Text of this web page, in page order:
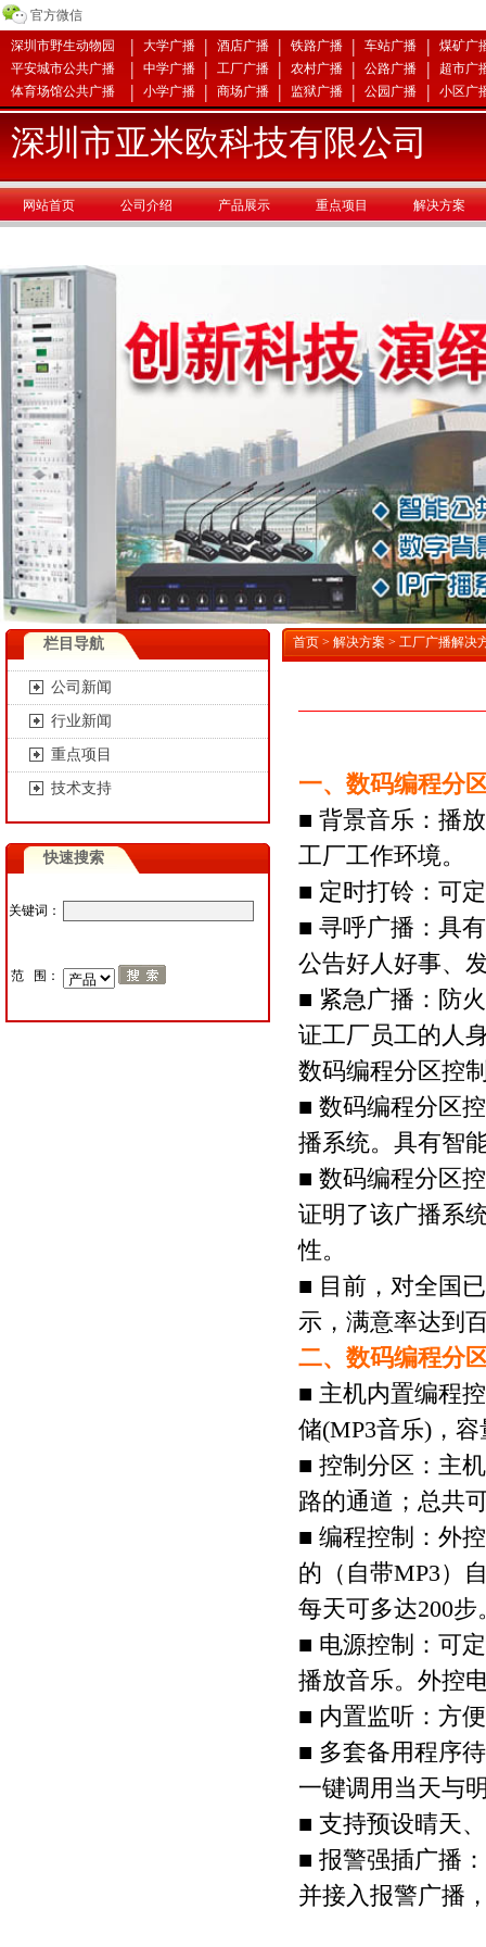
官方微信
深圳市野生动物园
| 大学广播 | 酒店广播 | 铁路广播 | 车站广播 |
煤矿广
平安城市公共广播
| 中学广播 | 工厂广播 | 农村广播 | 公路广播 |
超市广
体育场馆公共广播
| 小学广播 | 商场广播 | 监狱广播 | 公园广播 | 小区广
深圳市亚米欧科技有限公司
网站首页 公司介绍 产品展示 重点项目 解决方案
栏目导航
公司新闻
行业新闻
重点项目
技术支持
快速搜索
关键词：
范 围：
首页 > 解决方案 > 工厂广播解决
一、数码编程分
■ 背景音乐：播
工厂工作环境。
■ 定时打铃：可
■ 寻呼广播：具
公告好人好事、
■ 紧急广播：防
证工厂员工的人
数码编程分区控
■ 数码编程分区
播系统。具有智
■ 数码编程分区
证明了该广播系
性。
■ 目前，对全国
示，满意率达到
二、数码编程分
■ 主机内置编程
储(MP3音乐)，
■ 控制分区：主
路的通道；总共
■ 编程控制：外
的（自带MP3）
每天可多达200步
■ 电源控制：可
播放音乐。外控
■ 内置监听：方
■ 多套备用程序
一键调用当天与
■ 支持预设晴天
■ 报警强插广播
并接入报警广播